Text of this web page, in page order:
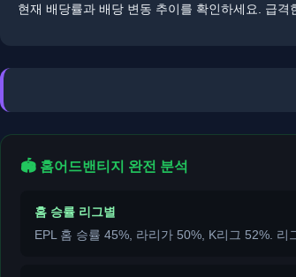
현재 배당률과 배당 변동 추이를 확인하세요. 급
🏟️ 홈어드밴티지 완전 분석
홈 승률 리그별
EPL 홈 승률 45%, 라리가 50%, K리그 52%. 리